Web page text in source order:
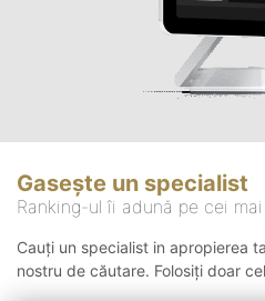
Gasește un specialist
Ranking-ul îi adună pe cei
Cauți un specialist in apropierea
nostru de căutare. Folosiți doar